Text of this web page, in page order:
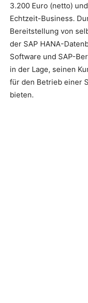
3.200 Euro (netto)
Echtzeit-Business.
Bereitstellung von
der SAP HANA-
Software und SAP-
in der Lage, seinen
für den Betrieb einer
bieten.